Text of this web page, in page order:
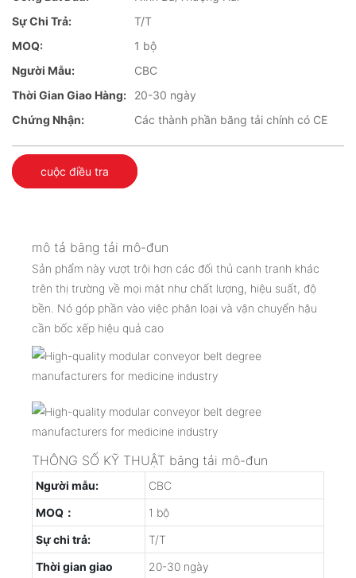
Sự Chi Trả:
T/T
MOQ:
1 bộ
Người Mẫu:
CBC
Thời Gian Giao Hàng:
20-30 ngày
Chứng Nhận:
Các thành phần băng tải chính có CE
cuộc điều tra
mô tả băng tải mô-đun
Sản phẩm này vượt trội hơn các đối thủ cạnh tranh khác
trên thị trường về mọi mặt như chất lượng, hiệu suất, độ
bền. Nó góp phần vào việc phân loại và vận chuyển hậu
cần bốc xếp hiệu quả cao
THÔNG SỐ KỸ THUẬT băng tải mô-đun
Người mẫu:
CBC
MOQ：
1 bộ
Sự chi trả:
T/T
Thời gian giao
20-30 ngày